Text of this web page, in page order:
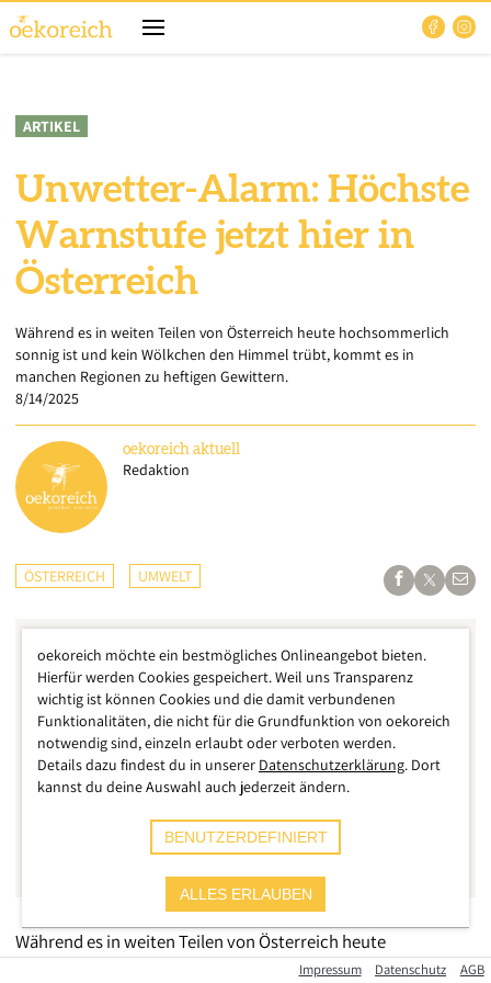
ARTIKEL
Unwetter-Alarm: Höchste
Warnstufe jetzt hier in
Österreich
Während es in weiten Teilen von Österreich heute hochsommerlich
sonnig ist und kein Wölkchen den Himmel trübt, kommt es in
manchen Regionen zu heftigen Gewittern.
8/14/2025
oekoreich aktuell
Redaktion
ÖSTERREICH UMWELT
Während es in weiten Teilen von Österreich heute
hochsommerlich sonnig ist und kein Wölkchen den Himmel
Impressum Datenschutz AGB
oekoreich möchte ein bestmögliches Onlineangebot bieten.
Hierfür werden Cookies gespeichert. Weil uns Transparenz
wichtig ist können Cookies und die damit verbundenen
Funktionalitäten, die nicht für die Grundfunktion von oekoreich
notwendig sind, einzeln erlaubt oder verboten werden.
Details dazu findest du in unserer Datenschutzerklärung. Dort
kannst du deine Auswahl auch jederzeit ändern.
BENUTZERDEFINIERT
ALLES ERLAUBEN